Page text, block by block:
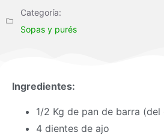
Categoría:
Sopas y purés
Ingredientes:
1/2 Kg de pan de barra
4 dientes de ajo